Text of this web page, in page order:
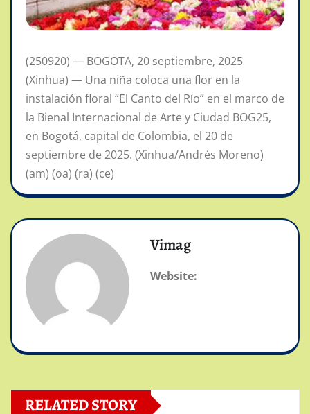
(250920) — BOGOTA, 20 septiembre, 2025
(Xinhua) — Una niña coloca una flor en la
instalación floral “El Canto del Río” en el marco de
la Bienal Internacional de Arte y Ciudad BOG25,
en Bogotá, capital de Colombia, el 20 de
septiembre de 2025. (Xinhua/Andrés Moreno)
(am) (oa) (ra) (ce)
Vimag
Website:
RELATED STORY